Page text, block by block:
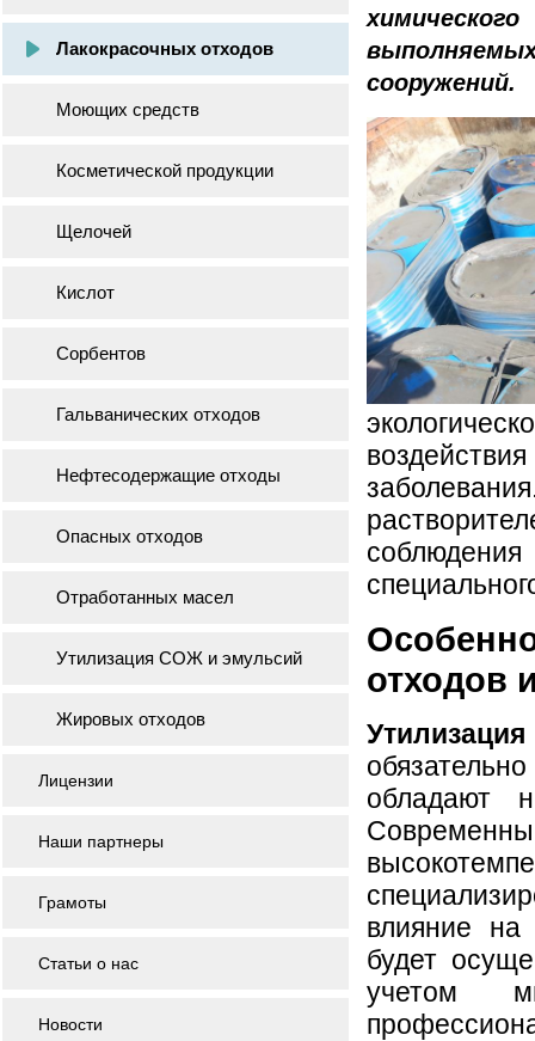
сооружений.
отходов
обладают
влияние
будет
учетом
Лакокрасочных отходов
Моющих средств
Косметической продукции
Щелочей
Кислот
Сорбентов
Гальванических отходов
Нефтесодержащие отходы
Опасных отходов
Отработанных масел
Утилизация СОЖ и эмульсий
Жировых отходов
Лицензии
Наши партнеры
Грамоты
Статьи о нас
Новости